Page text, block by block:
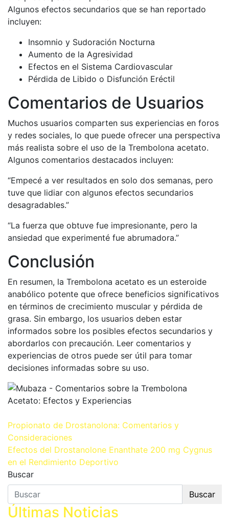
Algunos efectos secundarios que se han reportado
incluyen:
Insomnio y Sudoración Nocturna
Aumento de la Agresividad
Efectos en el Sistema Cardiovascular
Pérdida de Libido o Disfunción Eréctil
Comentarios de Usuarios
Muchos usuarios comparten sus experiencias en foros
y redes sociales, lo que puede ofrecer una perspectiva
más realista sobre el uso de la Trembolona acetato.
Algunos comentarios destacados incluyen:
“Empecé a ver resultados en solo dos semanas, pero
tuve que lidiar con algunos efectos secundarios
desagradables.”
“La fuerza que obtuve fue impresionante, pero la
ansiedad que experimenté fue abrumadora.”
Conclusión
En resumen, la Trembolona acetato es un esteroide
anabólico potente que ofrece beneficios significativos
en términos de crecimiento muscular y pérdida de
grasa. Sin embargo, los usuarios deben estar
informados sobre los posibles efectos secundarios y
abordarlos con precaución. Leer comentarios y
experiencias de otros puede ser útil para tomar
decisiones informadas sobre su uso.
Navegación
de
entradas
Propionato de Drostanolona: Comentarios y
Consideraciones
Efectos del Drostanolone Enanthate 200 mg Cygnus
en el Rendimiento Deportivo
Buscar
Buscar
Últimas Noticias